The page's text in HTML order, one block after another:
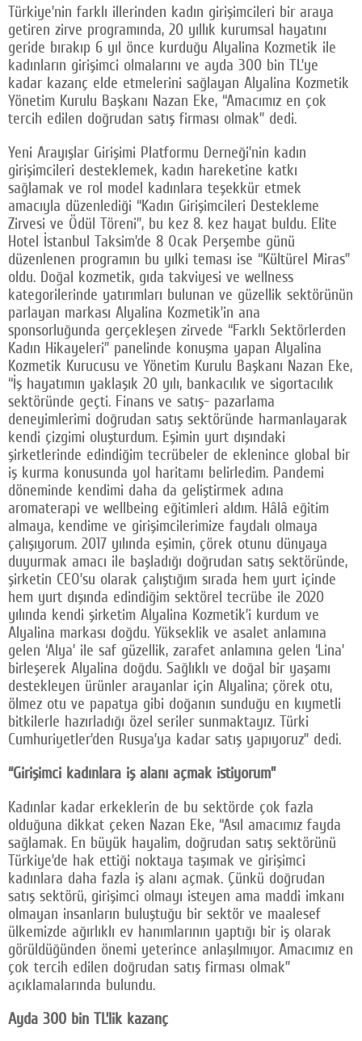
Türkiye’nin farklı illerinden kadın girişimcileri bir araya
getiren zirve programında, 20 yıllık kurumsal hayatını
geride bırakıp 6 yıl önce kurduğu Alyalina Kozmetik ile
kadınların girişimci olmalarını ve ayda 300 bin TL’ye
kadar kazanç elde etmelerini sağlayan Alyalina Kozmetik
Yönetim Kurulu Başkanı Nazan Eke, “Amacımız en çok
tercih edilen doğrudan satış firması olmak” dedi.
Yeni Arayışlar Girişimi Platformu Derneği’nin kadın
girişimcileri desteklemek, kadın hareketine katkı
sağlamak ve rol model kadınlara teşekkür etmek
amacıyla düzenlediği “Kadın Girişimcileri Destekleme
Zirvesi ve Ödül Töreni”, bu kez 8. kez hayat buldu. Elite
Hotel İstanbul Taksim’de 8 Ocak Perşembe günü
düzenlenen programın bu yılki teması ise “Kültürel Miras”
oldu. Doğal kozmetik, gıda takviyesi ve wellness
kategorilerinde yatırımları bulunan ve güzellik sektörünün
parlayan markası Alyalina Kozmetik’in ana
sponsorluğunda gerçekleşen zirvede “Farklı Sektörlerden
Kadın Hikayeleri” panelinde konuşma yapan Alyalina
Kozmetik Kurucusu ve Yönetim Kurulu Başkanı Nazan Eke,
“İş hayatımın yaklaşık 20 yılı, bankacılık ve sigortacılık
sektöründe geçti. Finans ve satış- pazarlama
deneyimlerimi doğrudan satış sektöründe harmanlayarak
kendi çizgimi oluşturdum. Eşimin yurt dışındaki
şirketlerinde edindiğim tecrübeler de eklenince global bir
iş kurma konusunda yol haritamı belirledim. Pandemi
döneminde kendimi daha da geliştirmek adına
aromaterapi ve wellbeing eğitimleri aldım. Hâlâ eğitim
almaya, kendime ve girişimcilerimize faydalı olmaya
çalışıyorum. 2017 yılında eşimin, çörek otunu dünyaya
duyurmak amacı ile başladığı doğrudan satış sektöründe,
şirketin CEO’su olarak çalıştığım sırada hem yurt içinde
hem yurt dışında edindiğim sektörel tecrübe ile 2020
yılında kendi şirketim Alyalina Kozmetik’i kurdum ve
Alyalina markası doğdu. Yükseklik ve asalet anlamına
gelen ‘Alya’ ile saf güzellik, zarafet anlamına gelen ‘Lina’
birleşerek Alyalina doğdu. Sağlıklı ve doğal bir yaşamı
destekleyen ürünler arayanlar için Alyalina; çörek otu,
ölmez otu ve papatya gibi doğanın sunduğu en kıymetli
bitkilerle hazırladığı özel seriler sunmaktayız. Türki
Cumhuriyetler’den Rusya’ya kadar satış yapıyoruz” dedi.
“Girişimci kadınlara iş alanı açmak istiyorum”
Kadınlar kadar erkeklerin de bu sektörde çok fazla
olduğuna dikkat çeken Nazan Eke, “Asıl amacımız fayda
sağlamak. En büyük hayalim, doğrudan satış sektörünü
Türkiye’de hak ettiği noktaya taşımak ve girişimci
kadınlara daha fazla iş alanı açmak. Çünkü doğrudan
satış sektörü, girişimci olmayı isteyen ama maddi imkanı
olmayan insanların buluştuğu bir sektör ve maalesef
ülkemizde ağırlıklı ev hanımlarının yaptığı bir iş olarak
görüldüğünden önemi yeterince anlaşılmıyor. Amacımız en
çok tercih edilen doğrudan satış firması olmak”
açıklamalarında bulundu.
Ayda 300 bin TL’lik kazanç